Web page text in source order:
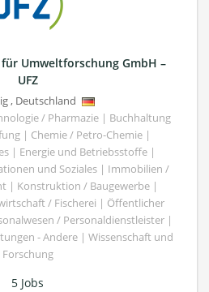
Umweltforschung GmbH –
UFZ
, Deutschland
/ Pharmazie | Buchhaltung
| Chemie / Petro-Chemie |
| Energie und Betriebsstoffe |
und Soziales | Immobilien /
| Konstruktion / Baugewerbe |
/ Fischerei | Öffentlicher
/ Personaldienstleister |
- Andere | Wissenschaft und
Forschung
5 Jobs